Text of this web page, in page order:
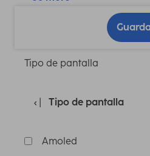
Tipo de pantalla
Tipo de pantalla
Amoled